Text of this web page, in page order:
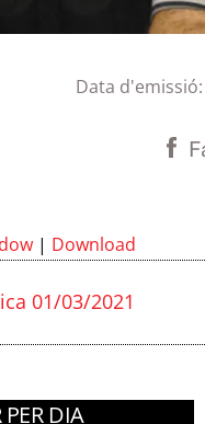
Data d'emissió:
| Download
01/03/2021
PER DIA